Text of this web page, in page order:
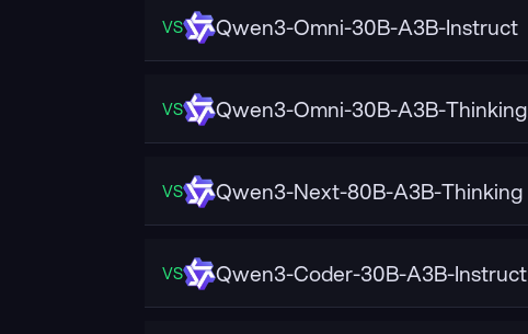
VS Qwen3-Omni-30B-A3B-Instruct
VS Qwen3-Omni-30B-A3B-Thinking
VS Qwen3-Next-80B-A3B-Thinking
VS Qwen3-Coder-30B-A3B-Instruct